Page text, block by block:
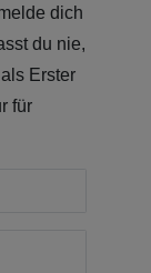
dich
du nie,
Erster
für